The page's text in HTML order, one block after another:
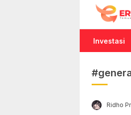
Erudisi
Temukan
Investasi
Ridho